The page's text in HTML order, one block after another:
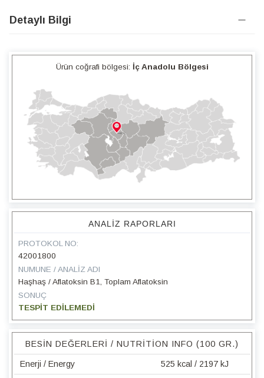
Detaylı Bilgi
Ürün coğrafi bölgesi: İç Anadolu Bölgesi
ANALIZ RAPORLARI
PROTOKOL NO:
42001800
NUMUNE / ANALIZ ADI
Haşhaş / Aflatoksin B1, Toplam Aflatoksin
SONUÇ
TESPİT EDİLEMEDİ
BESIN DEĞERLERI / NUTRITION INFO (100 GR.)
Enerji / Energy 525 kcal / 2197 kJ